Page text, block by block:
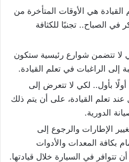
هي الأوقات المتأخرة من
في الصباح.. تجنبًا للكثافة
لا تتضمن شوارع رئيسية ستكون
إلى الراغبات في تعلم القيادة.
بأول.. لكي لا تتعرض إلى
تعلم القيادة، على أن يتم ذلك
الدورية.
الإطارات والرجوع إلى
بكافة المعدات والأدوات
تتوافر في السيارة خلال قيادتها.